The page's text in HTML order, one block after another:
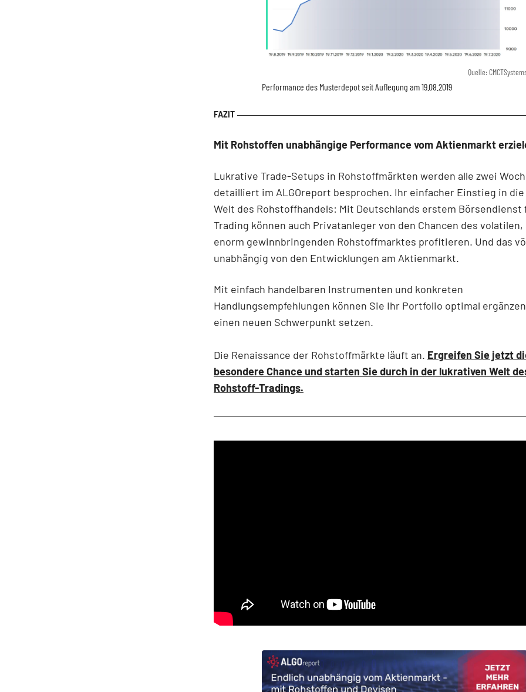
Quelle:
Performance des Musterdepot seit Auflegung am 19.08.2019
Mit Rohstoffen unabhängige Performance vom Aktienmarkt
Lukrative Trade-Setups in Rohstoffmärkten werden alle zwei
detailliert im ALGOreport besprochen. Ihr einfacher Einstieg in
Welt des Rohstoffhandels: Mit Deutschlands erstem Börsendienst
Trading können auch Privatanleger von den Chancen des volatilen,
enorm gewinnbringenden Rohstoffmarktes profitieren. Und das
unabhängig von den Entwicklungen am Aktienmarkt.
Mit einfach handelbaren Instrumenten und konkreten
Handlungsempfehlungen können Sie Ihr Portfolio optimal
einen neuen Schwerpunkt setzen.
Die Renaissance der Rohstoffmärkte läuft an. Ergreifen Sie jetzt
besondere Chance und starten Sie durch in der lukrativen Welt
Rohstoff-Tradings.